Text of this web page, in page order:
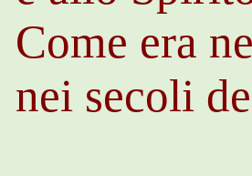
Come era
nei secoli